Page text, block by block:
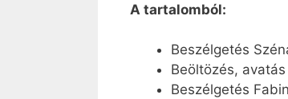
A tartalomból:
Beszélgetés
Beöltözés,
Beszélgetés